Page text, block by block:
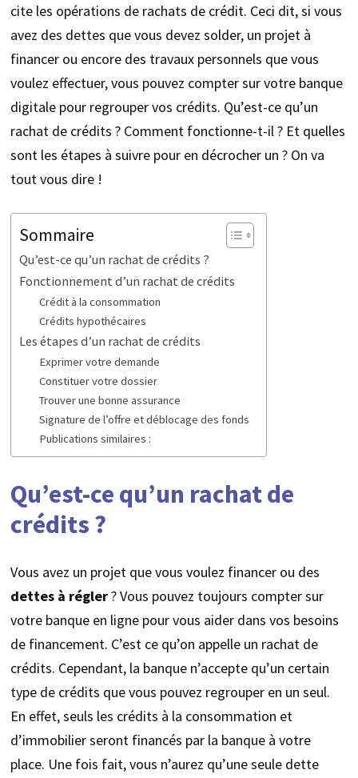
cite les opérations de rachats de crédit. Ceci dit, si vous
avez des dettes que vous devez solder, un projet à
financer ou encore des travaux personnels que vous
voulez effectuer, vous pouvez compter sur votre banque
digitale pour regrouper vos crédits. Qu’est-ce qu’un
rachat de crédits ? Comment fonctionne-t-il ? Et quelles
sont les étapes à suivre pour en décrocher un ? On va
tout vous dire !
Sommaire
Qu’est-ce qu’un rachat de crédits ?
Fonctionnement d’un rachat de crédits
Crédit à la consommation
Crédits hypothécaires
Les étapes d’un rachat de crédits
Exprimer votre demande
Constituer votre dossier
Trouver une bonne assurance
Signature de l’offre et déblocage des fonds
Publications similaires :
Qu’est-ce qu’un rachat de
crédits ?
Vous avez un projet que vous voulez financer ou des
dettes à régler? Vous pouvez toujours compter sur
votre banque en ligne pour vous aider dans vos besoins
de financement. C’est ce qu’on appelle un rachat de
crédits. Cependant, la banque n’accepte qu’un certain
type de crédits que vous pouvez regrouper en un seul.
En effet, seuls les crédits à la consommation et
d’immobilier seront financés par la banque à votre
place. Une fois fait, vous n’aurez qu’une seule dette